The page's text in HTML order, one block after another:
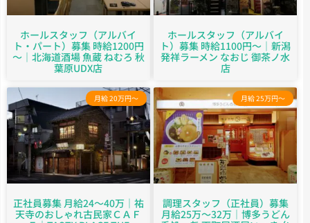
ホールスタッフ（アルバイ
ト・パート）募集 時給1200円
～｜北海道酒場 魚蔵 ねむろ 秋
葉原UDX店
ホールスタッフ（アルバイ
ト）募集 時給1100円～｜新潟
発祥ラーメン なおじ 御茶ノ水
店
月給 20万円～
正社員募集 月給24～40万｜祐
天寺のおしゃれ古民家ＣＡＦ
月給 25万円～
調理スタッフ（正社員）募集
月給25万～32万｜博多うどん